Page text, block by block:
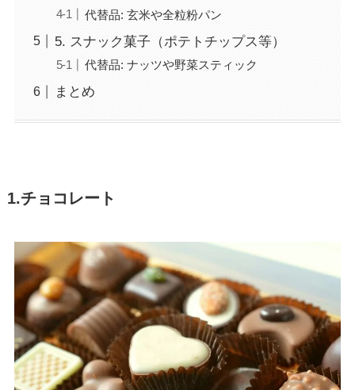
代替品: 玄米や全粒粉パン
5. スナック菓子（ポテトチップス等）
代替品: ナッツや野菜スティック
まとめ
1.チョコレート